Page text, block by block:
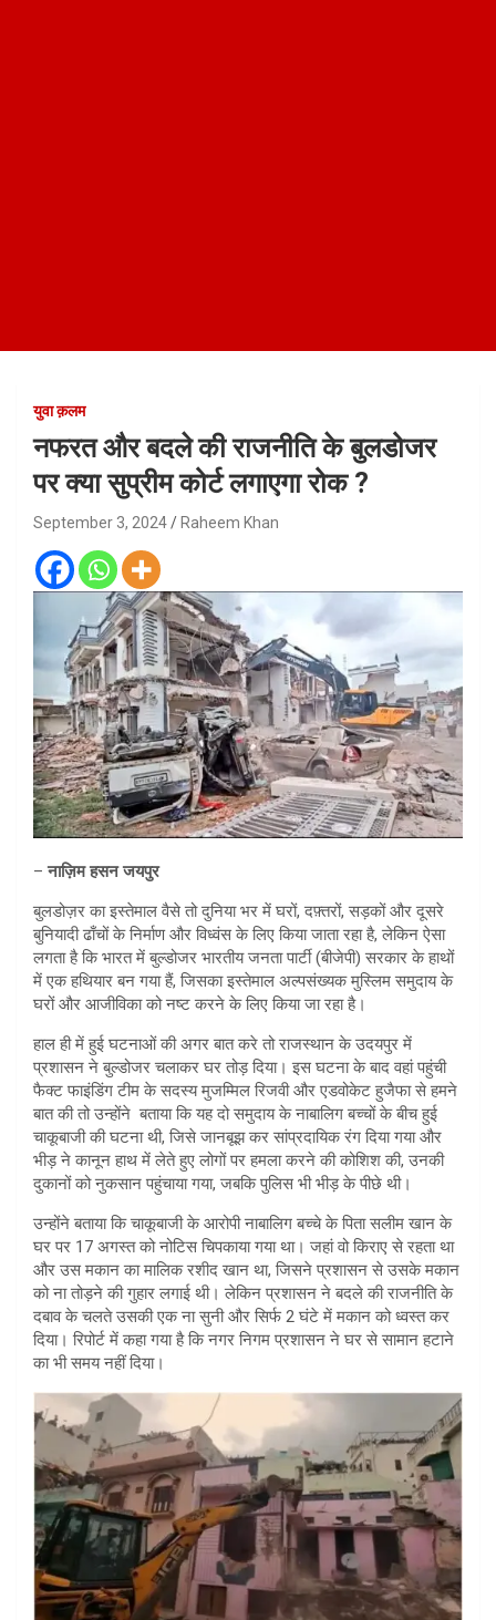
युवा क़लम
नफरत और बदले की राजनीति के बुलडोजर
पर क्या सुप्रीम कोर्ट लगाएगा रोक ?
September 3, 2024 Raheem Khan
–नाज़िम हसन जयपुर
बुलडोज़र का इस्तेमाल वैसे तो दुनिया भर में घरों, दफ़्तरों, सड़कों और दूसरे
बुनियादी ढाँचों के निर्माण और विध्वंस के लिए किया जाता रहा है, लेकिन ऐसा
लगता है कि भारत में बुल्डोजर भारतीय जनता पार्टी (बीजेपी) सरकार के हाथों
में एक हथियार बन गया हैं, जिसका इस्तेमाल अल्पसंख्यक मुस्लिम समुदाय के
घरों और आजीविका को नष्ट करने के लिए किया जा रहा है।
हाल ही में हुई घटनाओं की अगर बात करे तो राजस्थान के उदयपुर में
प्रशासन ने बुल्डोजर चलाकर घर तोड़ दिया। इस घटना के बाद वहां पहुंची
फैक्ट फाइंडिंग टीम के सदस्य मुजम्मिल रिजवी और एडवोकेट हुजैफा से हमने
बात की तो उन्होंने बताया कि यह दो समुदाय के नाबालिग बच्चों के बीच हुई
चाकूबाजी की घटना थी, जिसे जानबूझ कर सांप्रदायिक रंग दिया गया और
भीड़ ने कानून हाथ में लेते हुए लोगों पर हमला करने की कोशिश की, उनकी
दुकानों को नुकसान पहुंचाया गया, जबकि पुलिस भी भीड़ के पीछे थी।
उन्होंने बताया कि चाकूबाजी के आरोपी नाबालिग बच्चे के पिता सलीम खान के
घर पर 17 अगस्त को नोटिस चिपकाया गया था। जहां वो किराए से रहता था
और उस मकान का मालिक रशीद खान था, जिसने प्रशासन से उसके मकान
को ना तोड़ने की गुहार लगाई थी। लेकिन प्रशासन ने बदले की राजनीति के
दबाव के चलते उसकी एक ना सुनी और सिर्फ 2 घंटे में मकान को ध्वस्त कर
दिया। रिपोर्ट में कहा गया है कि नगर निगम प्रशासन ने घर से सामान हटाने
का भी समय नहीं दिया।